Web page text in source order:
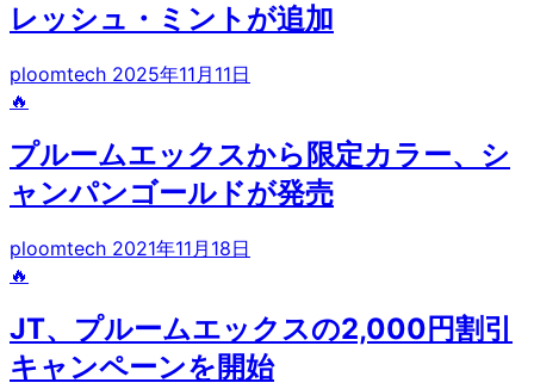
レッシュ・ミントが追加
ploomtech 2025年11月11日
🔥
プルームエックスから限定カラー、シ
ャンパンゴールドが発売
ploomtech 2021年11月18日
🔥
JT、プルームエックスの2,000円割引
キャンペーンを開始